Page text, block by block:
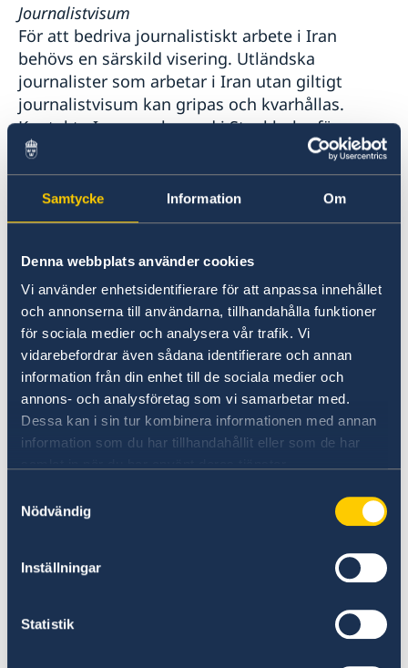
Samtycke Information Om
Denna webbplats använder cookies
Vi använder enhetsidentifierare för att anpassa innehållet
och annonserna till användarna, tillhandahålla funktioner
för sociala medier och analysera vår trafik. Vi
vidarebefordrar även sådana identifierare och annan
information från din enhet till de sociala medier och
annons- och analysföretag som vi samarbetar med.
Dessa kan i sin tur kombinera informationen med annan
information som du har tillhandahållit eller som de har
Nödvändig
Inställningar
Statistik
Journalistvisum
För att bedriva journalistiskt arbete i Iran
behövs en särskild visering. Utländska
journalister som arbetar i Iran utan giltigt
journalistvisum kan gripas och kvarhållas.
Kontakta Irans ambassad i Stockholm för
frågor om journalistvisum.
Teherans internationella flygplats
Internationell flygtrafik till och från Teheran går
För internationella flighter rekommenderas
incheckning minst två timmar före avgång. Det
enklaste sättet att resa mellan staden och
flygplatsen är med bil. Det går att hitta taxi på
flygplatsen, men det kan vara enklare att boka
en bil i förväg. Fotografering är förbjuden på
och i anslutning till flygplatsen.
förbjudet att föra in i landet. Införsel och
handel med narkotika kan medföra dödsstraff.
medföra hårda straff. Varor som kan uppfattas
sannolikhet av polisen. Det finns särskilda